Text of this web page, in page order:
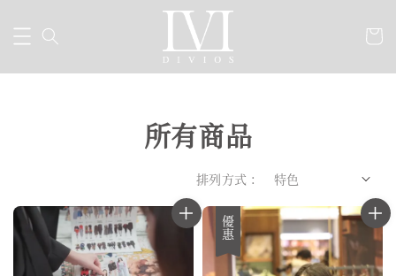
所有商品
排列方式 :
優惠